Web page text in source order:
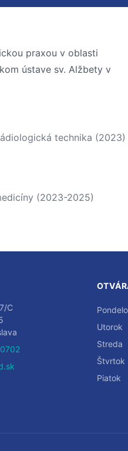
praxou v oblasti
ústave sv. Alžbety v
technika (2023)
(2023-2025)
C
Utorok
Streda
Štvrtok
Piatok